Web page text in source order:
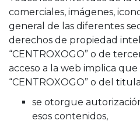
comerciales, imágenes,
general de las diferentes
derechos de propiedad
“CENTROXOGO” o de
acceso a la web implica
“CENTROXOGO” o del
se otorgue
esos contenidos,